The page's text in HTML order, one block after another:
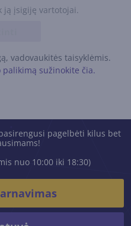
įsigiję vartotojai.
vadovaukitės taisyklėmis.
sužinokite čia.
pagelbėti kilus bet
nuo 10:00 iki 18:30)